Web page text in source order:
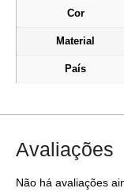
Cor
Material
País
Avaliações
Não há avaliações